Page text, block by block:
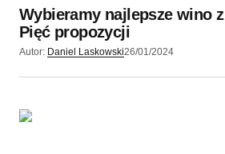
Wybieramy najlepsze wino z
Pięć propozycji
Autor: Daniel Laskowski26/01/2024